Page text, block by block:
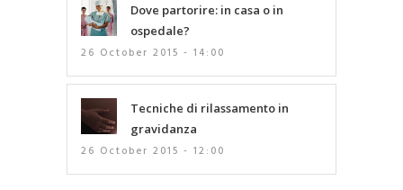
Dove partorire: in casa o in
ospedale?
26 October 2015 - 14:00
Tecniche di rilassamento in
gravidanza
26 October 2015 - 12:00